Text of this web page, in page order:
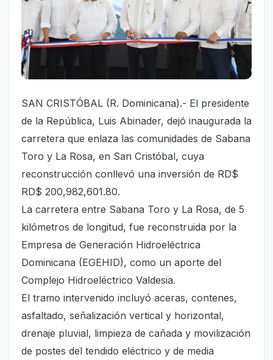
SAN CRISTÓBAL (R. Dominicana).- El presidente
de la República, Luis Abinader, dejó inaugurada la
carretera que enlaza las comunidades de Sabana
Toro y La Rosa, en San Cristóbal, cuya
reconstrucción conllevó una inversión de RD$
RD$ 200,982,601.80.
La carretera entre Sabana Toro y La Rosa, de 5
kilómetros de longitud, fue reconstruida por la
Empresa de Generación Hidroeléctrica
Dominicana (EGEHID), como un aporte del
Complejo Hidroeléctrico Valdesia.
El tramo intervenido incluyó aceras, contenes,
asfaltado, señalización vertical y horizontal,
drenaje pluvial, limpieza de cañada y movilización
de postes del tendido eléctrico y de media